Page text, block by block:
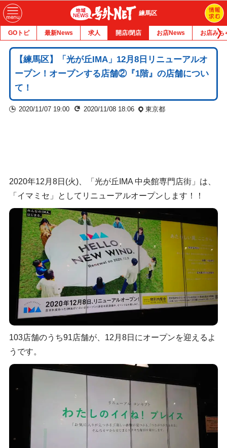
練馬区
GOトピ 最新News 求人 開店/閉店 お店News お店みち
【練馬区】「光が丘IMA」12月8日リニューアルオ
ープン！オープンする店舗②『1階』の店舗につい
て！
2020/11/07 19:00 2020/11/08 18:06 東京都
2020年12月8日(火)、「光が丘IMA 中央館専門店街」は、
「イマミセ」としてリニューアルオープンします！！
103店舗のうち91店舗が、12月8日にオープンを迎えるよ
うです。